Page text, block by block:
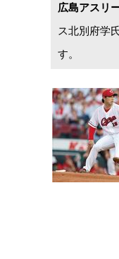
広島アスリ
ス北別府学
す。